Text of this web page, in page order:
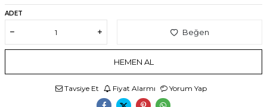
ADET
Beğen
HEMEN AL
Tavsiye Et Fiyat Alarmı Yorum Yap